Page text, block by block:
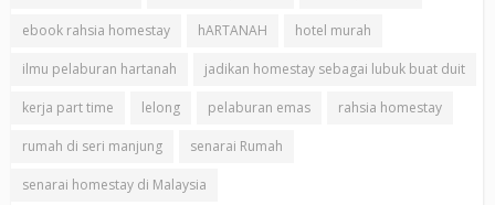
ebook rahsia homestay hARTANAH hotel murah
ilmu pelaburan hartanah jadikan homestay sebagai lubuk buat duit
kerja part time lelong pelaburan emas rahsia homestay
rumah di seri manjung senarai Rumah
senarai homestay di Malaysia